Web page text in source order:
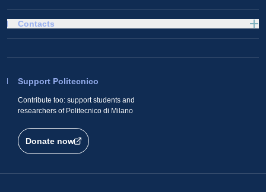
Support Politecnico
Contribute too: support students and
researchers of Politecnico di Milano
Donate now
Contacts